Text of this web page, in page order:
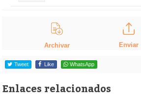
Archivar Enviar
Tweet Like WhatsApp
Enlaces relacionados